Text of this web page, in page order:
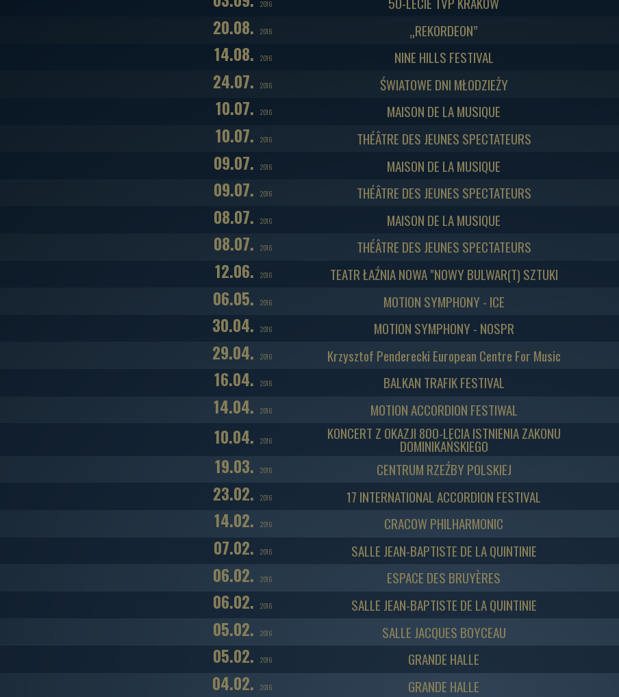
2016
20.08. 2016 „REKORDEON”
14.08. 2016 NINE HILLS FESTIVAL
24.07. 2016 ŚWIATOWE DNI MŁODZIEŻY
10.07. 2016 MAISON DE LA MUSIQUE
10.07. 2016 THÉÂTRE DES JEUNES SPECTATEURS
09.07. 2016 MAISON DE LA MUSIQUE
09.07. 2016 THÉÂTRE DES JEUNES SPECTATEURS
08.07. 2016 MAISON DE LA MUSIQUE
08.07. 2016 THÉÂTRE DES JEUNES SPECTATEURS
12.06. 2016 TEATR ŁAŹNIA NOWA "NOWY BULWAR(T) SZTUKI
06.05. 2016 MOTION SYMPHONY - ICE
30.04. 2016 MOTION SYMPHONY - NOSPR
29.04. 2016 Krzysztof Penderecki European Centre For Music
16.04. 2016 BALKAN TRAFIK FESTIVAL
14.04. 2016 MOTION ACCORDION FESTIWAL
10.04. 2016 KONCERT Z OKAZJI 800-LECIA ISTNIENIA ZAKONU
DOMINIKAŃSKIEGO
19.03. 2016 CENTRUM RZEŹBY POLSKIEJ
23.02. 2016 17 INTERNATIONAL ACCORDION FESTIVAL
14.02. 2016 CRACOW PHILHARMONIC
07.02. 2016 SALLE JEAN-BAPTISTE DE LA QUINTINIE
06.02. 2016 ESPACE DES BRUYÈRES
06.02. 2016 SALLE JEAN-BAPTISTE DE LA QUINTINIE
05.02. 2016 SALLE JACQUES BOYCEAU
05.02. 2016 GRANDE HALLE
04.02. 2016 GRANDE HALLE